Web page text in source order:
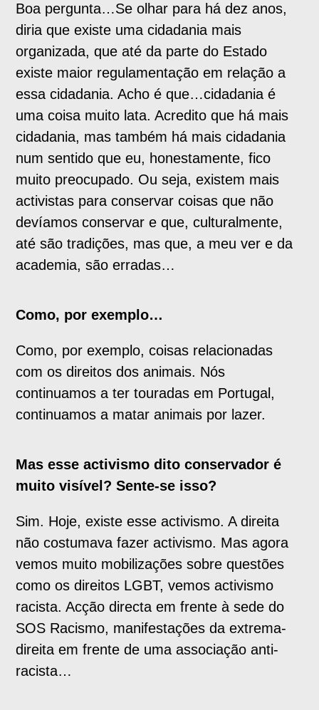
Boa pergunta…Se olhar para há dez anos,
diria que existe uma cidadania mais
organizada, que até da parte do Estado
existe maior regulamentação em relação a
essa cidadania. Acho é que…cidadania é
uma coisa muito lata. Acredito que há mais
cidadania, mas também há mais cidadania
num sentido que eu, honestamente, fico
muito preocupado. Ou seja, existem mais
activistas para conservar coisas que não
devíamos conservar e que, culturalmente,
até são tradições, mas que, a meu ver e da
academia, são erradas…
Como, por exemplo…
Como, por exemplo, coisas relacionadas
com os direitos dos animais. Nós
continuamos a ter touradas em Portugal,
continuamos a matar animais por lazer.
Mas esse activismo dito conservador é
muito visível? Sente-se isso?
Sim. Hoje, existe esse activismo. A direita
não costumava fazer activismo. Mas agora
vemos muito mobilizações sobre questões
como os direitos LGBT, vemos activismo
racista. Acção directa em frente à sede do
SOS Racismo, manifestações da extrema-
direita em frente de uma associação anti-
racista…